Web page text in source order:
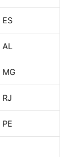
ES
AL
MG
RJ
PE